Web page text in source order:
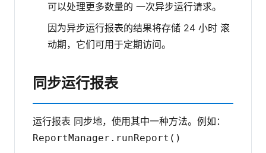
可以处理更多数量的 一次异步运行请求。
因为异步运行报表的结果将存储 24 小时 滚
动期，它们可用于定期访问。
同步运行报表
运行报表 同步地，使用其中一种方法。例如：
ReportManager.runReport()